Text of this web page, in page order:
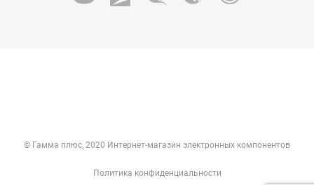
© Гамма плюс, 2020 Интернет-магазин электронных компонентов
Политика конфиденциальности